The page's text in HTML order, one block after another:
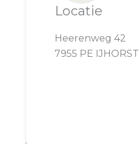
Locatie
Heerenweg 42
7955 PE IJHORST